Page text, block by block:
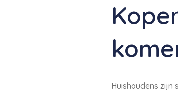
Huishoudens zijn